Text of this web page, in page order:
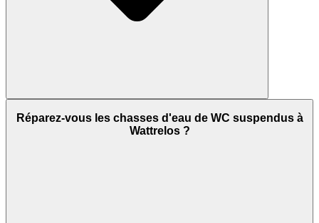
Réparez-vous les chasses d'eau de WC suspendus à
Wattrelos ?